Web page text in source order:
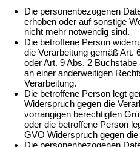
Die personenbezogenen
erhoben oder auf sonstige
nicht mehr notwendig sind.
Die betroffene Person
die Verarbeitung gemäß Art.
oder Art. 9 Abs. 2
an einer anderweitigen
Verarbeitung.
Die betroffene Person legt
Widerspruch gegen die
vorrangigen berechtigten
oder die betroffene Person
GVO Widerspruch gegen die
Die personenbezogenen